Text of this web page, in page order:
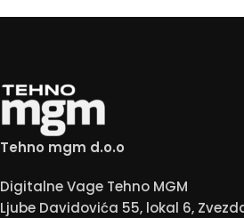
Tehno mgm d.o.o
Digitalne Vage Tehno MGM
Ljube Davidovića 55, lokal 6, пре 2